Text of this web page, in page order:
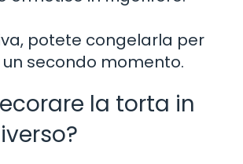
potete congelarla per
secondo momento.
la torta in